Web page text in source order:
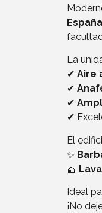
La
✔ Aire
✔
✔
✔
El
✨
🧺
Ideal
¡No